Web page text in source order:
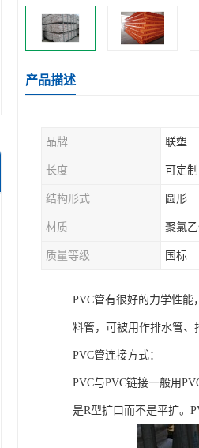
产品描述
品牌 联塑
长度 可定制
结构形式 圆形
材质 聚氯乙
质量等级 国标
PVC管有很好的力学性能
料管，可被用作排水管、
PVC管连接方式：
PVC与PVC链接一般用
是R型扩口而不是平扩。